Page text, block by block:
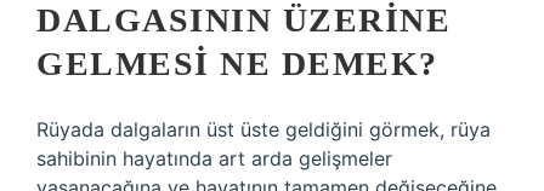
DALGASININ ÜZERINE
GELMESI NE DEMEK?
Rüyada dalgaların üst üste geldiğini görmek, rüya
sahibinin hayatında art arda gelişmeler